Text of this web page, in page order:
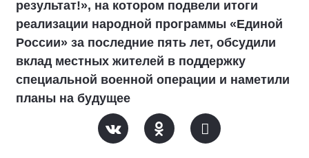
результат!», на котором подвели итоги
реализации народной программы «Единой
России» за последние пять лет, обсудили
вклад местных жителей в поддержку
специальной военной операции и наметили
планы на будущее